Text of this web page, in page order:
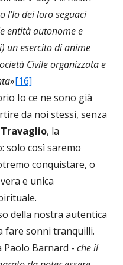
l’Io dei loro seguaci
entità autonome e
un esercito di anime
Civile organizzata e
»[16]
Io ce ne sono già
da noi stessi, senza
Travaglio, la
solo così saremo
conquistare, o
e unica
della nostra autentica
fare sonni tranquilli.
Paolo Barnard - che il